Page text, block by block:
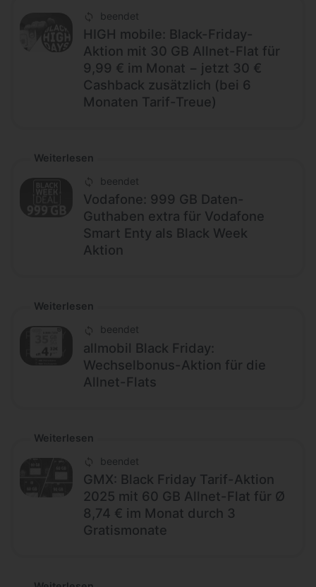
beendet
HIGH mobile: Black-Friday-
Aktion mit 30 GB Allnet-Flat für
9,99 € im Monat − jetzt 30 €
Cashback zusätzlich (bei 6
Monaten Tarif-Treue)
Weiterlesen
beendet
Vodafone: 999 GB Daten-
Guthaben extra für Vodafone
Smart Enty als Black Week
Aktion
Weiterlesen
beendet
allmobil Black Friday:
Wechselbonus-Aktion für die
Allnet-Flats
Weiterlesen
beendet
GMX: Black Friday Tarif-Aktion
2025 mit 60 GB Allnet-Flat für Ø
8,74 € im Monat durch 3
Gratismonate